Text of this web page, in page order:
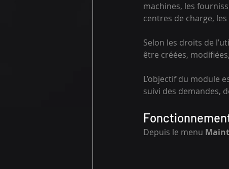
machines, les
centres de charge,
Selon les droits de
être créées,
L’objectif du module
suivi des demandes,
Depuis le menu